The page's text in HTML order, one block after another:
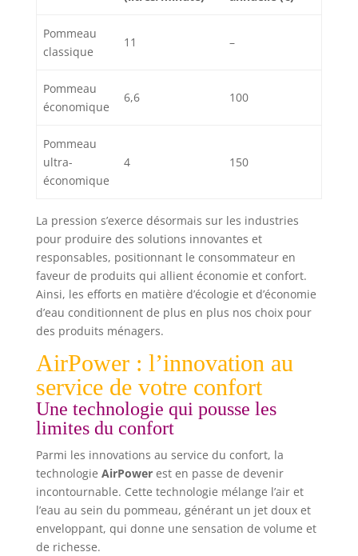
Pommeau
classique
11 –
Pommeau
économique
6,6 100
Pommeau
ultra-
économique
4 150
La pression s’exerce désormais sur les industries
pour produire des solutions innovantes et
responsables, positionnant le consommateur en
faveur de produits qui allient économie et confort.
Ainsi, les efforts en matière d’écologie et d’économie
d’eau conditionnent de plus en plus nos choix pour
des produits ménagers.
AirPower : l’innovation au
service de votre confort
Une technologie qui pousse les
limites du confort
Parmi les innovations au service du confort, la
technologie AirPowerest en passe de devenir
incontournable. Cette technologie mélange l’air et
l’eau au sein du pommeau, générant un jet doux et
enveloppant, qui donne une sensation de volume et
de richesse.